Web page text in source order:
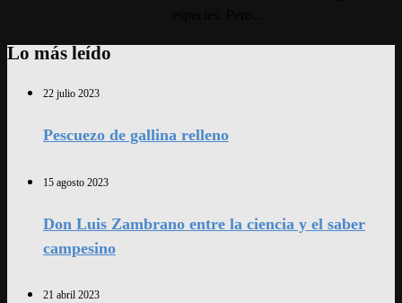
Lo más leído
22 julio 2023
Pescuezo de gallina relleno
15 agosto 2023
Don Luis Zambrano entre la ciencia y el saber
campesino
21 abril 2023